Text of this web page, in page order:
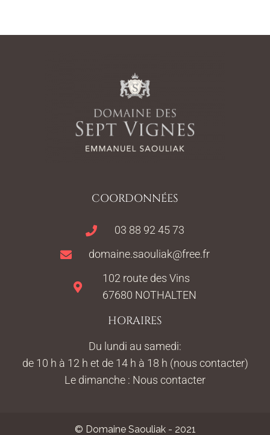
COORDONNÉES
03 88 92 45 73
domaine.saouliak@free.fr
102 route des Vins
67680 NOTHALTEN
HORAIRES
Du lundi au samedi:
de 10 h à 12 h et de 14 h à 18 h (nous contacter)
Le dimanche : Nous contacter
© Domaine Saouliak - 2021